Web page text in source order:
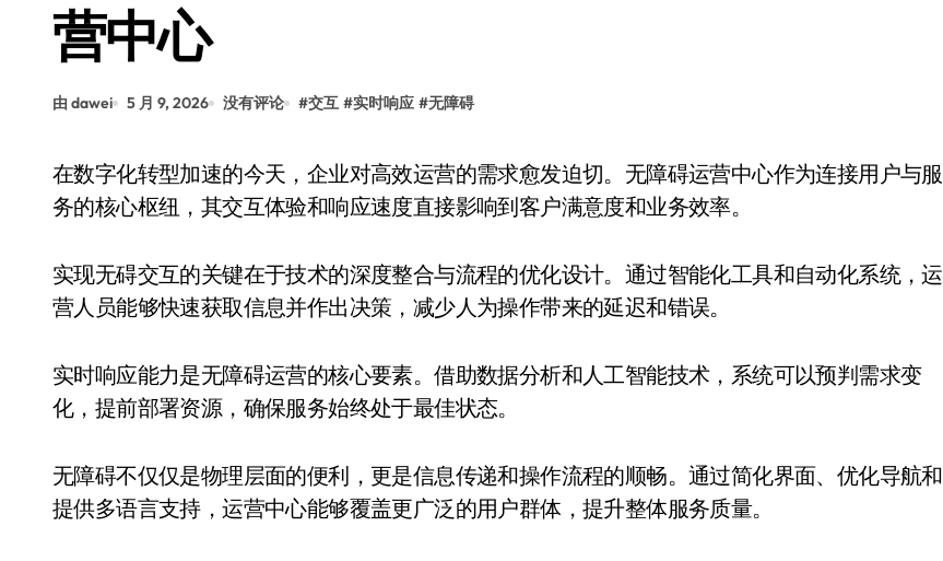
营中心
由 dawei 5 月 9, 2026 没有评论 #交互 #实时响应 #无障碍
在数字化转型加速的今天，企业对高效运营的需求愈发迫切。无障碍运营中心作为连接用户与服
务的核心枢纽，其交互体验和响应速度直接影响到客户满意度和业务效率。
实现无碍交互的关键在于技术的深度整合与流程的优化设计。通过智能化工具和自动化系统，运
营人员能够快速获取信息并作出决策，减少人为操作带来的延迟和错误。
实时响应能力是无障碍运营的核心要素。借助数据分析和人工智能技术，系统可以预判需求变
化，提前部署资源，确保服务始终处于最佳状态。
无障碍不仅仅是物理层面的便利，更是信息传递和操作流程的顺畅。通过简化界面、优化导航和
提供多语言支持，运营中心能够覆盖更广泛的用户群体，提升整体服务质量。